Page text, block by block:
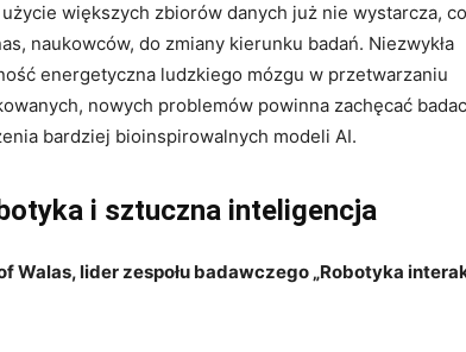
większych zbiorów danych już nie wystarcza, co
naukowców, do zmiany kierunku badań. Niezwykła
energetyczna ludzkiego mózgu w przetwarzaniu
nowych problemów powinna zachęcać
bardziej bioinspirowalnych modeli AI.
i sztuczna inteligencja
Walas, lider zespołu badawczego „Robotyka